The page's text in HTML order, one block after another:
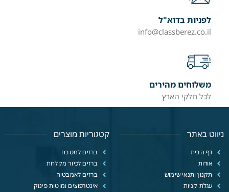
לפניות בדוא"ל
info@classberez.co.il
משלוחים מהירים
לכל חלקי הארץ
ניווט באתר
דף הבית
אודות
תקנון ותנאי שימוש
עגלת קניות
קטגוריות מוצרים
ברזים למטבח
ברזים לכיור מקלחת
ברזים לאמבטיה
אינטרפוצים ומוטות פינוק